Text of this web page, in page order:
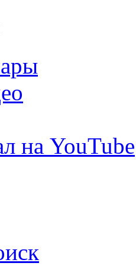
на YouTube